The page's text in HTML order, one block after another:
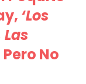
‘Los
Pero No